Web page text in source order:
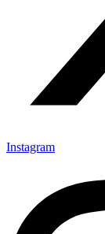
Instagram